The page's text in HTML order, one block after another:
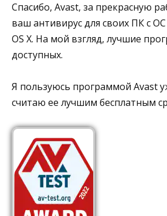
Спасибо, Avast, за прекрасную
ваш антивирус для своих ПК с
OS X. На мой взгляд, лучшие
доступных.
Я пользуюсь программой Avast
считаю ее лучшим бесплатным